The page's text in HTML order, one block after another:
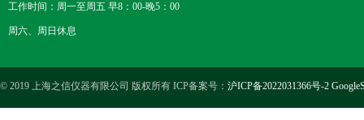
工作时间：周一至周五 早8：00-晚5：00
周六、周日休息
© 2019 上海之信仪器有限公司 版权所有 ICP备案号： 沪ICP备2022031366号-2